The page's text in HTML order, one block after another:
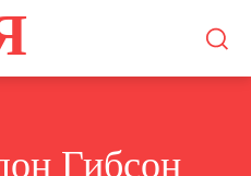
Гибсон